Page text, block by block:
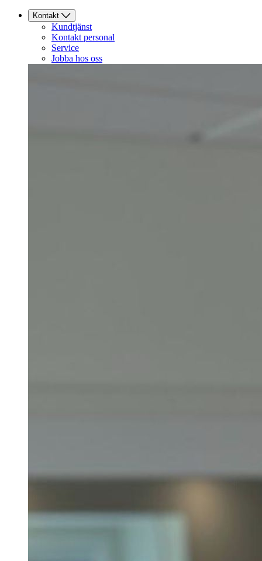
Kontakt
Kundtjänst
Kontakt personal
Service
Jobba hos oss